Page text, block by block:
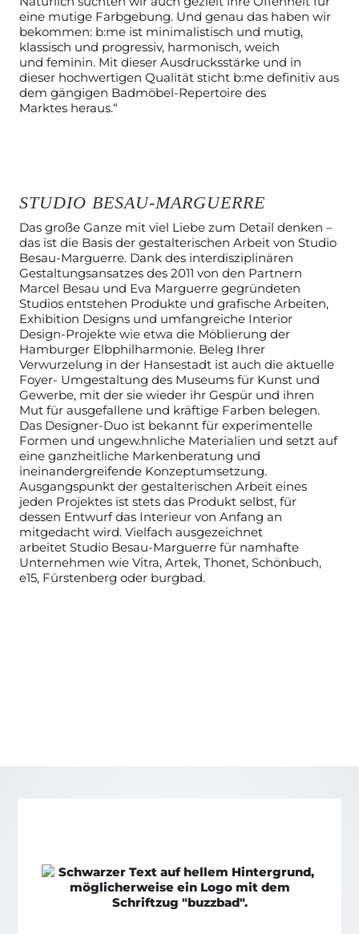
eine mutige Farbgebung. Und genau das haben wir
bekommen: b:me ist minimalistisch und mutig,
klassisch und progressiv, harmonisch, weich
und feminin. Mit dieser Ausdrucksstärke und in
dieser hochwertigen Qualität sticht b:me definitiv aus
dem gängigen Badmöbel-Repertoire des
Marktes heraus.“
STUDIO BESAU-MARGUERRE
Das große Ganze mit viel Liebe zum Detail denken –
das ist die Basis der gestalterischen Arbeit von Studio
Besau-Marguerre. Dank des interdisziplinären
Gestaltungsansatzes des 2011 von den Partnern
Marcel Besau und Eva Marguerre gegründeten
Studios entstehen Produkte und grafische Arbeiten,
Exhibition Designs und umfangreiche Interior
Design-Projekte wie etwa die Möblierung der
Hamburger Elbphilharmonie. Beleg Ihrer
Verwurzelung in der Hansestadt ist auch die aktuelle
Foyer- Umgestaltung des Museums für Kunst und
Gewerbe, mit der sie wieder ihr Gespür und ihren
Mut für ausgefallene und kräftige Farben belegen.
Das Designer-Duo ist bekannt für experimentelle
Formen und ungew.hnliche Materialien und setzt auf
eine ganzheitliche Markenberatung und
ineinandergreifende Konzeptumsetzung.
Ausgangspunkt der gestalterischen Arbeit eines
jeden Projektes ist stets das Produkt selbst, für
dessen Entwurfdas Interieur von Anfang an
mitgedacht wird. Vielfach ausgezeichnet
arbeitet Studio Besau-Marguerre für namhafte
Unternehmen wie Vitra, Artek, Thonet, Schönbuch,
e15, Fürstenberg oder burgbad.